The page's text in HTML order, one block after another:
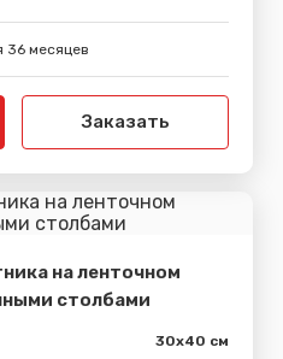
36 месяцев
Заказать
на ленточном
столбами
30x40 см